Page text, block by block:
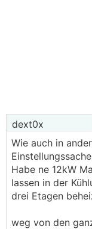
dext0x
Wie auch in
Habe ne 12kW
lassen in der
drei Etagen
weg von den